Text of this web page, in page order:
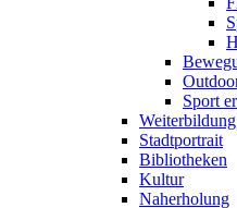
Sport
Stadtportrait
Bibliotheken
Kultur
Naherholung